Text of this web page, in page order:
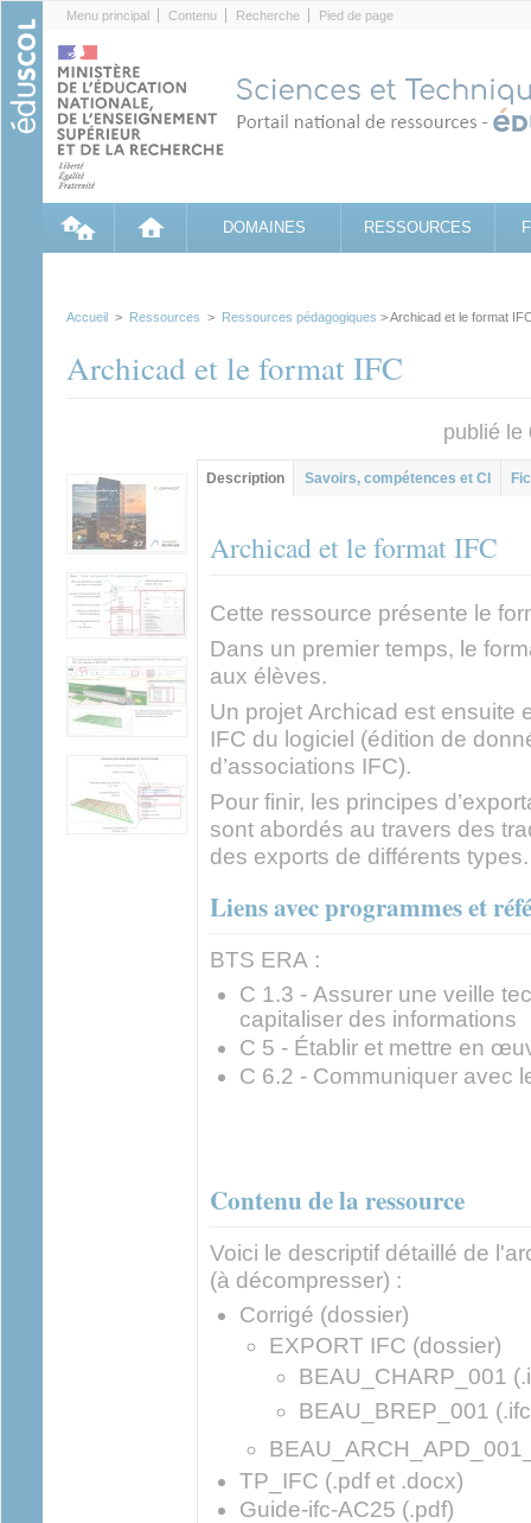
Menu principal Contenu Recherche Pied de page
DOMAINES RESSOURCES
Accueil > Ressources > Ressources pédagogiques > Archicad et le format
Archicad et le format IFC
publié
Contenu principal
Description (onglet
actif)
Savoirs, compétences et CI
Archicad et le format IFC
Cette ressource présente le
Dans un premier temps, le
aux élèves.
Un projet Archicad est ensuite
IFC du logiciel (édition de
d’associations IFC).
Pour finir, les principes
sont abordés au travers des
des exports de différents types.
Liens avec programmes et
BTS ERA :
C 1.3 - Assurer une veille
capitaliser des informations
C 5 - Établir et mettre en
C 6.2 - Communiquer avec
Contenu de la ressource
Voici le descriptif détaillé de
(à décompresser) :
Corrigé (dossier)
EXPORT IFC (dossier)
BEAU_CHARP_001
BEAU_BREP_001
TP_IFC (.pdf et .docx)
Guide-ifc-AC25 (.pdf)